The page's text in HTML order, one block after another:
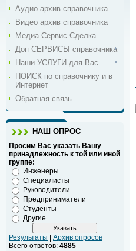
Аудио архив справочника
Видео архив справочника
Медиа Сервис Сделка
Доп СЕРВИСЫ справочника
Наши УСЛУГИ для Вас
ПОИСК по справочнику и в
Интернет
Обратная связь
НАШ ОПРОС
Просим Вас указать Вашу
принадлежность к той или иной
группе:
Инженеры
Специалисты
Руководители
Предприниматели
Студенты
Другие
Результаты
Архив опросов
Всего ответов: 4885